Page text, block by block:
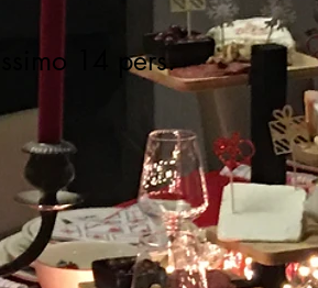
14 pers.